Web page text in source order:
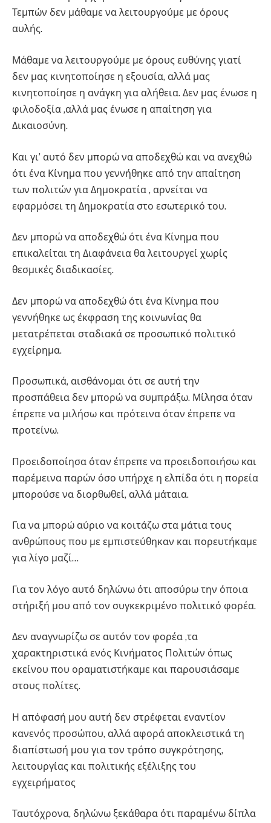
Τεμπών δεν μάθαμε να λειτουργούμε με όρους
αυλής.
Μάθαμε να λειτουργούμε με όρους ευθύνης γιατί
δεν μας κινητοποίησε η εξουσία, αλλά μας
κινητοποίησε η ανάγκη για αλήθεια. Δεν μας ένωσε η
φιλοδοξία ,αλλά μας ένωσε η απαίτηση για
Δικαιοσύνη.
Και γι’ αυτό δεν μπορώ να αποδεχθώ και να ανεχθώ
ότι ένα Κίνημα που γεννήθηκε από την απαίτηση
των πολιτών για Δημοκρατία , αρνείται να
εφαρμόσει τη Δημοκρατία στο εσωτερικό του.
Δεν μπορώ να αποδεχθώ ότι ένα Κίνημα που
επικαλείται τη Διαφάνεια θα λειτουργεί χωρίς
θεσμικές διαδικασίες.
Δεν μπορώ να αποδεχθώ ότι ένα Κίνημα που
γεννήθηκε ως έκφραση της κοινωνίας θα
μετατρέπεται σταδιακά σε προσωπικό πολιτικό
εγχείρημα.
Προσωπικά, αισθάνομαι ότι σε αυτή την
προσπάθεια δεν μπορώ να συμπράξω. Μίλησα όταν
έπρεπε να μιλήσω και πρότεινα όταν έπρεπε να
προτείνω.
Προειδοποίησα όταν έπρεπε να προειδοποιήσω και
παρέμεινα παρών όσο υπήρχε η ελπίδα ότι η πορεία
μπορούσε να διορθωθεί, αλλά μάταια.
Για να μπορώ αύριο να κοιτάζω στα μάτια τους
ανθρώπους που με εμπιστεύθηκαν και πορευτήκαμε
για λίγο μαζί…
Για τον λόγο αυτό δηλώνω ότι αποσύρω την όποια
στήριξή μου από τον συγκεκριμένο πολιτικό φορέα.
Δεν αναγνωρίζω σε αυτόν τον φορέα ,τα
χαρακτηριστικά ενός Κινήματος Πολιτών όπως
εκείνου που οραματιστήκαμε και παρουσιάσαμε
στους πολίτες.
Η απόφασή μου αυτή δεν στρέφεται εναντίον
κανενός προσώπου, αλλά αφορά αποκλειστικά τη
διαπίστωσή μου για τον τρόπο συγκρότησης,
λειτουργίας και πολιτικής εξέλιξης του
εγχειρήματος
Ταυτόχρονα, δηλώνω ξεκάθαρα ότι παραμένω δίπλα